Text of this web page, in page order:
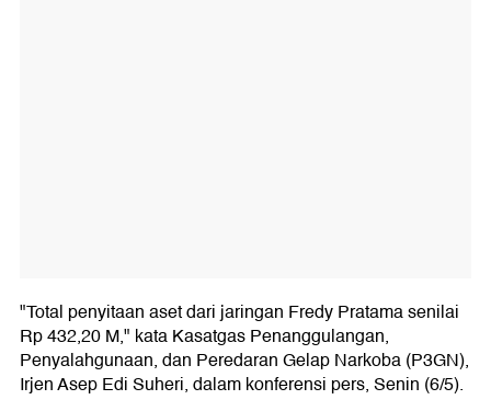
"Total penyitaan aset dari jaringan Fredy Pratama senilai
Rp 432,20 M," kata Kasatgas Penanggulangan,
Penyalahgunaan, dan Peredaran Gelap Narkoba (P3GN),
Irjen Asep Edi Suheri, dalam konferensi pers, Senin (6/5).